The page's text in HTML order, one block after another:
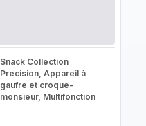
Snack Collection
Precision, Appareil à
gaufre et croque-
monsieur, Multifonction